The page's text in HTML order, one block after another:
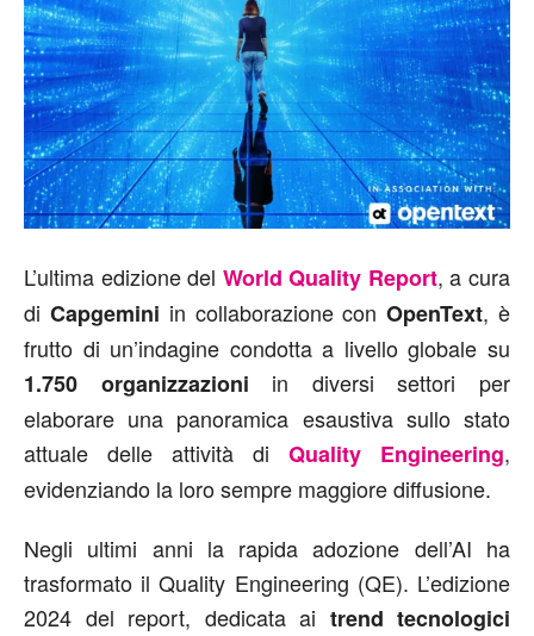
L’ultima edizione del World Quality Report, a cura
di Capgemini in collaborazione conOpenText, è
frutto di un’indagine condotta a livello globale su
1.750 organizzazioni in diversi settori per
elaborare una panoramica esaustiva sullo stato
attuale delle attività di Quality Engineering,
evidenziando la loro sempre maggiore diffusione.
Negli ultimi anni la rapida adozione dell’AI ha
trasformato il Quality Engineering (QE). L’edizione
2024 del report, dedicata ai trend tecnologici